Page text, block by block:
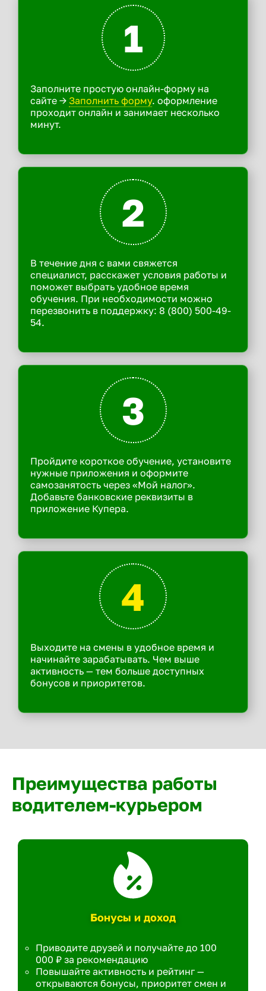
1
Заполните простую онлайн-форму на
сайте -> Заполнить форму. оформление
проходит онлайн и занимает несколько
минут.
2
В течение дня с вами свяжется
специалист, расскажет условия работы и
поможет выбрать удобное время
обучения. При необходимости можно
перезвонить в поддержку: 8 (800) 500-49-
54.
3
Пройдите короткое обучение, установите
нужные приложения и оформите
самозанятость через «Мой налог».
Добавьте банковские реквизиты в
приложение Купера.
4
Выходите на смены в удобное время и
начинайте зарабатывать. Чем выше
активность — тем больше доступных
бонусов и приоритетов.
Преимущества работы
водителем-курьером
Бонусы и доход
Приводите друзей и получайте до 100
000 ₽ за рекомендацию
Повышайте активность и рейтинг —
открываются бонусы, приоритет смен и